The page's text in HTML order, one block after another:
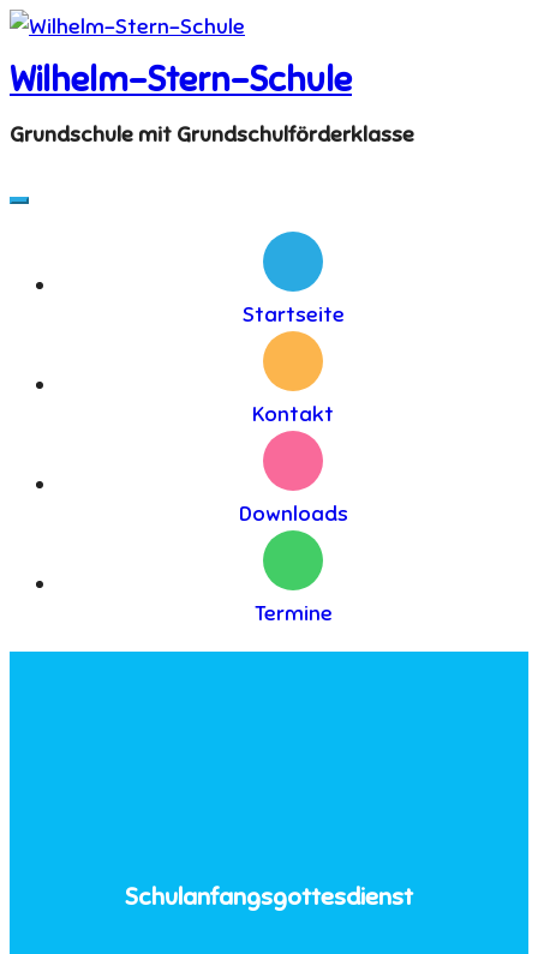
Skip
to
content
Wilhelm-Stern-Schule
Grundschule mit Grundschulförderklasse
Startseite
Kontakt
Downloads
Termine
Schulanfangsgottesdienst